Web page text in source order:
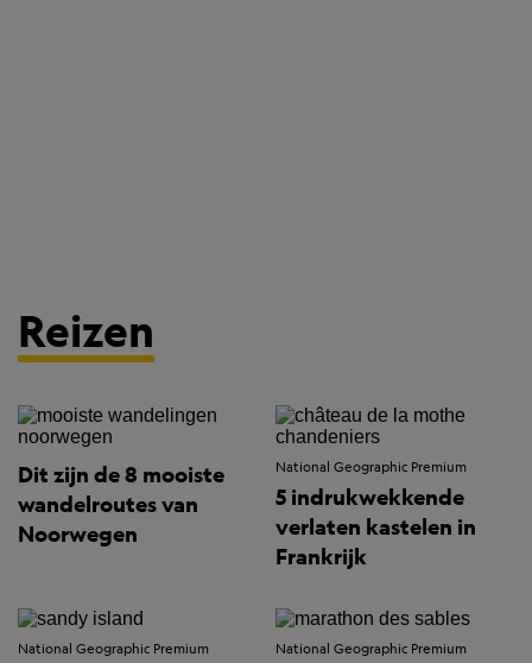
Reizen
Dit zijn de 8 mooiste
wandelroutes van
Noorwegen
National Geographic Premium
5 indrukwekkende
verlaten kastelen in
Frankrijk
National Geographic Premium National Geographic Premium